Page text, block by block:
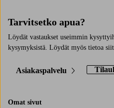
Tarvitsetko apua?
Löydät vastaukset useimmin
kysymyksistä. Löydät myös tietoa
Asiakaspalvelu
Omat sivut